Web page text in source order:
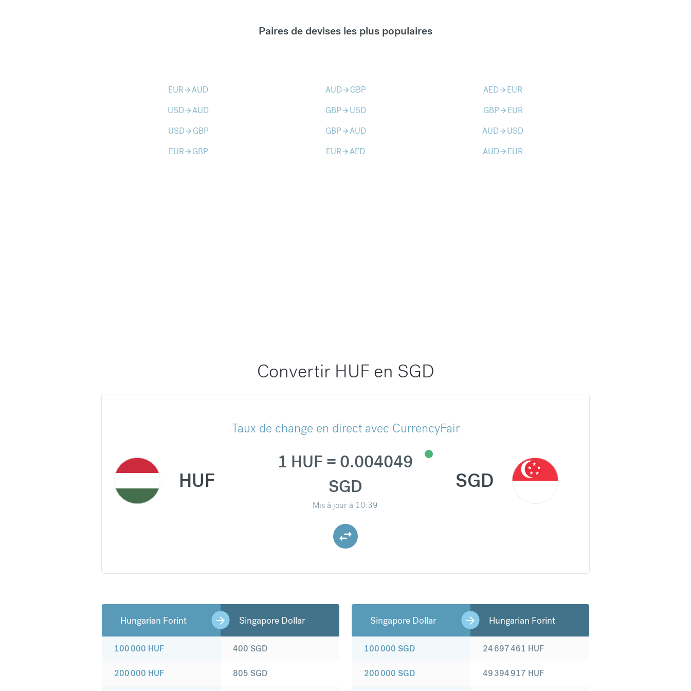
Paires de devises les plus populaires
EURarrow_forwardAUD AUDarrow_forward GBP AEDarrow_forward EUR
USDarrow_forwardAUD GBParrow_forward USD GBParrow_forward EUR
USDarrow_forward GBP GBParrow_forwardAUD AUDarrow_forward USD
EURarrow_forward GBP EURarrow_forwardAED AUDarrow_forward EUR
Convertir HUF en SGD
Taux de change en direct avec CurrencyFair
HUF
1 HUF = 0.004049
SGD
Mis à jour à 10:39
SGD
Hungarian Forint Singapore Dollar
100 000 HUF
200 000 HUF
400 SGD
805 SGD
Singapore Dollar Hungarian Forint
100 000 SGD
200 000 SGD
24 697 461 HUF
49 394 917 HUF